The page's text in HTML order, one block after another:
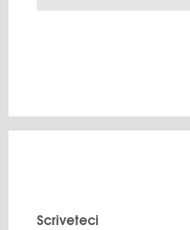
è largo 2,5 chilometri ed è
Scriveteci